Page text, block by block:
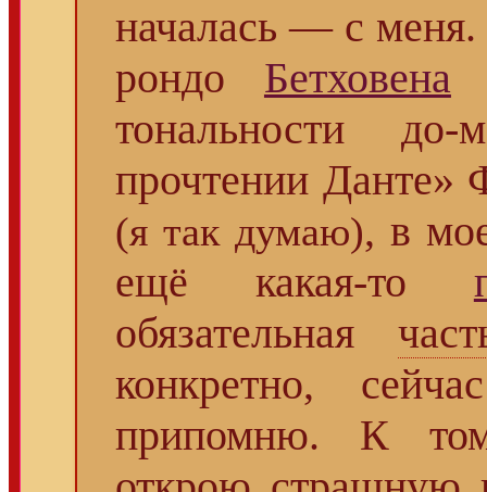
началась — с меня.
рондо Бетховена
тональности
прочтении Данте»
(я так думаю), в
ещё какая-то
обязательная
конкретно,
припомню. К